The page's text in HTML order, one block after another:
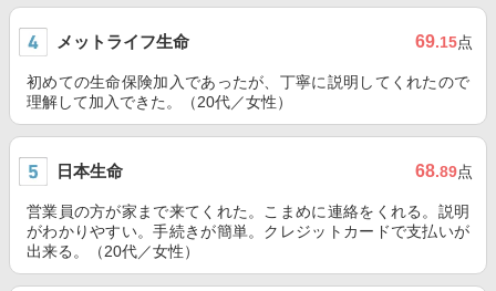
メットライフ生命 69.15点
初めての生命保険加入であったが、丁寧に説明してくれたので
理解して加入できた。（20代／女性）
日本生命 68.89点
営業員の方が家まで来てくれた。こまめに連絡をくれる。説明
がわかりやすい。手続きが簡単。クレジットカードで支払いが
出来る。（20代／女性）